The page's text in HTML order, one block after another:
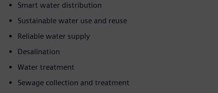
Smart water distribution
Sustainable water use and reuse
Reliable water supply
Desalination
Water treatment
Sewage collection and treatment